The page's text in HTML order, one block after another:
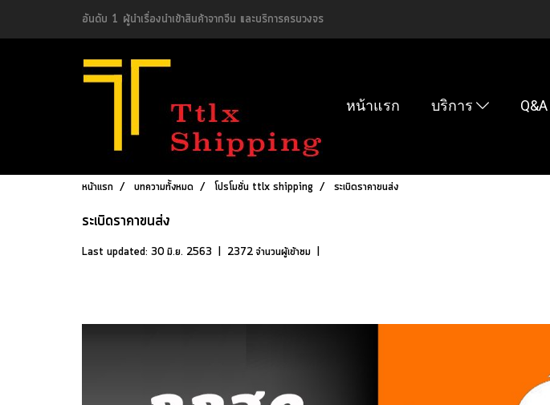
อันดับ 1 ผู้นำเรื่องนำเข้าสินค้าจากจีน และบริการครบวงจร
หน้าแรก บริการ Q&A
หน้าแรก บทความทั้งหมด โปรโมชั่น ttlx shipping ระเบิดราคาขนส่ง
ระเบิดราคาขนส่ง
Last updated: 30 มิ.ย. 2563 | 2372 จำนวนผู้เข้าชม |